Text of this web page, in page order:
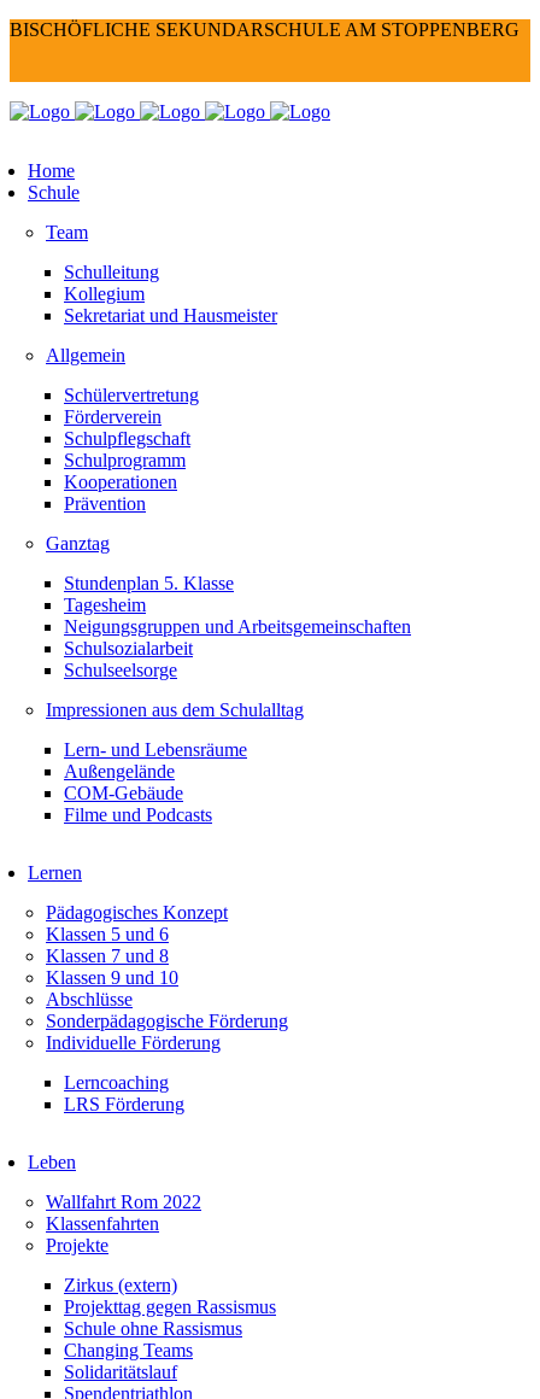
BISCHÖFLICHE SEKUNDARSCHULE AM STOPPENBERG
Home
Schule
Team
Schulleitung
Kollegium
Sekretariat und Hausmeister
Allgemein
Schülervertretung
Förderverein
Schulpflegschaft
Schulprogramm
Kooperationen
Prävention
Ganztag
Stundenplan 5. Klasse
Tagesheim
Neigungsgruppen und Arbeitsgemeinschaften
Schulsozialarbeit
Schulseelsorge
Impressionen aus dem Schulalltag
Lern- und Lebensräume
Außengelände
COM-Gebäude
Filme und Podcasts
Lernen
Pädagogisches Konzept
Klassen 5 und 6
Klassen 7 und 8
Klassen 9 und 10
Abschlüsse
Sonderpädagogische Förderung
Individuelle Förderung
Lerncoaching
LRS Förderung
Leben
Wallfahrt Rom 2022
Klassenfahrten
Projekte
Zirkus (extern)
Projekttag gegen Rassismus
Schule ohne Rassismus
Changing Teams
Solidaritätslauf
Spendentriathlon